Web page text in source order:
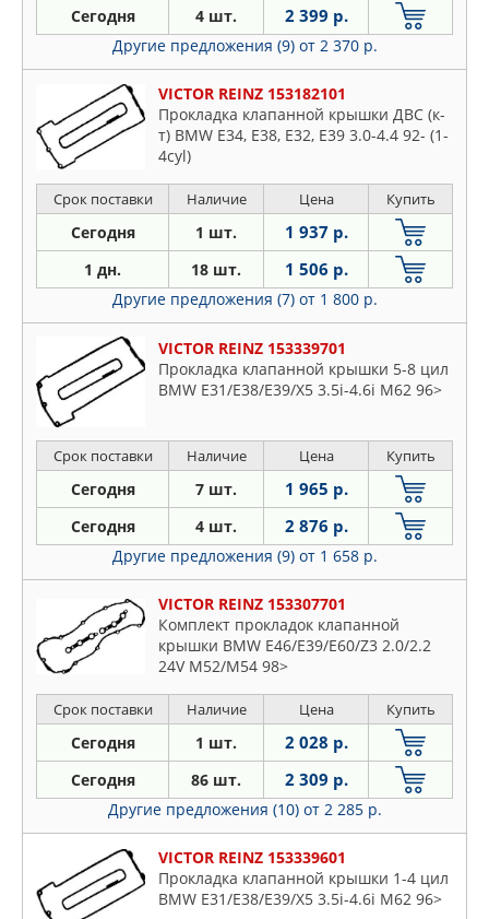
Сегодня 4 шт. 2 399 р.
Другие предложения (9) от 2 370 р.
VICTOR REINZ 153182101
Прокладка клапанной крышки ДВС (к-
т) BMW E34, E38, E32, E39 3.0-4.4 92- (1-
4cyl)
Срок поставки Наличие Цена Купить
Сегодня 1 шт. 1 937 р.
1 дн. 18 шт. 1 506 р.
Другие предложения (7) от 1 800 р.
VICTOR REINZ 153339701
Прокладка клапанной крышки 5-8 цил
BMW E31/E38/E39/X5 3.5i-4.6i M62 96>
Срок поставки Наличие Цена Купить
Сегодня 7 шт. 1 965 р.
Сегодня 4 шт. 2 876 р.
Другие предложения (9) от 1 658 р.
VICTOR REINZ 153307701
Комплект прокладок клапанной
крышки BMW E46/E39/E60/Z3 2.0/2.2
24V M52/M54 98>
Срок поставки Наличие Цена Купить
Сегодня 1 шт. 2 028 р.
Сегодня 86 шт. 2 309 р.
Другие предложения (10) от 2 285 р.
VICTOR REINZ 153339601
Прокладка клапанной крышки 1-4 цил
BMW E31/E38/E39/X5 3.5i-4.6i M62 96>